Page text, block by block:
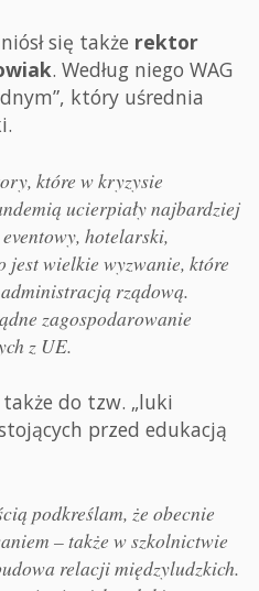
się także rektor
. Według niego WAG
który uśrednia
które w kryzysie
ucierpiały najbardziej
hotelarski,
jest wielkie wyzwanie, które
rządową.
zagospodarowanie
z UE.
także do tzw. „luki
przed edukacją
podkreślam, że obecnie
– także w szkolnictwie
relacji międzyludzkich.